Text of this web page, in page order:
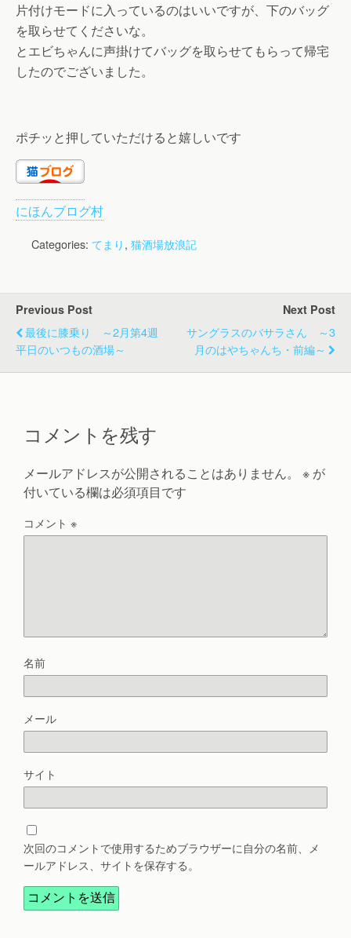
片付けモードに入っているのはいいですが、下のバッグ
を取らせてくださいな。
とエビちゃんに声掛けてバッグを取らせてもらって帰宅
したのでございました。
ポチッと押していただけると嬉しいです
にほんブログ村
Categories: てまり, 猫酒場放浪記
Previous Post
最後に膝乗り ～2月第4週
平日のいつもの酒場～
Next Post
サングラスのバサラさん ～3
月のはやちゃんち・前編～
コメントを残す
メールアドレスが公開されることはありません。 ※ が
付いている欄は必須項目です
コメント ※
名前
メール
サイト
次回のコメントで使用するためブラウザーに自分の名前、メ
ールアドレス、サイトを保存する。